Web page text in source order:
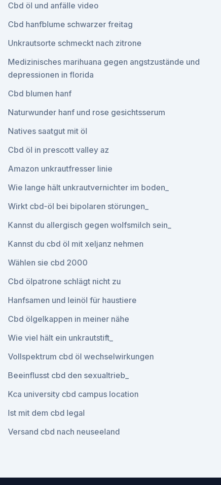
Cbd öl und anfälle video
Cbd hanfblume schwarzer freitag
Unkrautsorte schmeckt nach zitrone
Medizinisches marihuana gegen angstzustände und
depressionen in florida
Cbd blumen hanf
Naturwunder hanf und rose gesichtsserum
Natives saatgut mit öl
Cbd öl in prescott valley az
Amazon unkrautfresser linie
Wie lange hält unkrautvernichter im boden_
Wirkt cbd-öl bei bipolaren störungen_
Kannst du allergisch gegen wolfsmilch sein_
Kannst du cbd öl mit xeljanz nehmen
Wählen sie cbd 2000
Cbd ölpatrone schlägt nicht zu
Hanfsamen und leinöl für haustiere
Cbd ölgelkappen in meiner nähe
Wie viel hält ein unkrautstift_
Vollspektrum cbd öl wechselwirkungen
Beeinflusst cbd den sexualtrieb_
Kca university cbd campus location
Ist mit dem cbd legal
Versand cbd nach neuseeland